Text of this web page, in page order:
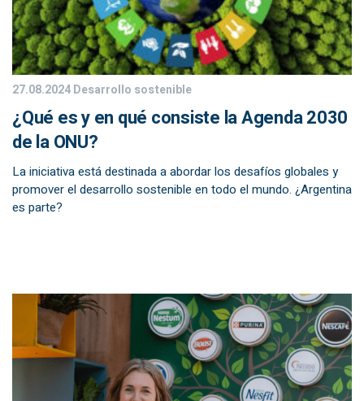
27.08.2024Desarrollo sostenible
¿Qué es y en qué consiste la Agenda 2030
de la ONU?
La iniciativa está destinada a abordar los desafíos globales y
promover el desarrollo sostenible en todo el mundo. ¿Argentina
es parte?